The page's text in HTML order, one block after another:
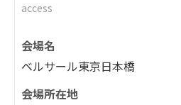
access
会場名
ベルサール東京日本橋
会場所在地